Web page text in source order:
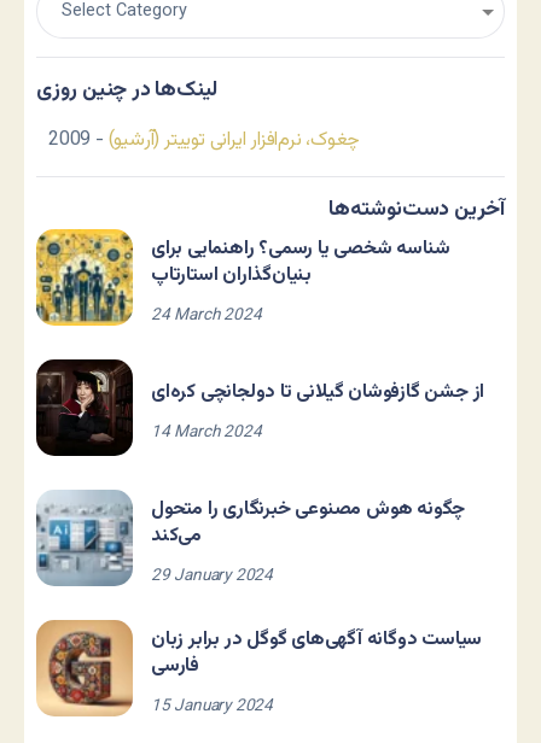
لینک‌ها در چنین روزی
چغوک، نرم‌افزار ایرانی توییتر (آرشیو) - 2009
آخرین دست‌نوشته‌ها
شناسه شخصی یا رسمی؟ راهنمایی برای
بنیان‌گذاران استارتاپ
24 March 2024
از جشن گازفوشان گیلانی تا دولجانچی کره‌ای
14 March 2024
چگونه هوش مصنوعی خبرنگاری را متحول
می‌کند
29 January 2024
سیاست دوگانه آگهی‌های گوگل در برابر زبان
فارسی
15 January 2024